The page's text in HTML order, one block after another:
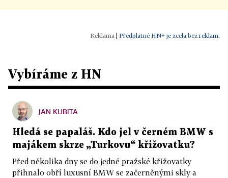
Předplatné HN+ je zcela bez reklam.
Vybíráme z HN
JAN KUBITA
Hledá se papaláš. Kdo jel v černém BMW s
majákem skrze „Turkovu“ křižovatku?
Před několika dny se do jedné pražské křižovatky
přihnalo obří luxusní BMW se začerněnými skly a